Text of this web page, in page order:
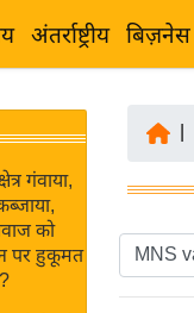
अंतर्राष्ट्रीय बिज़नेस
गंवाया,
को
पर हुकूमत